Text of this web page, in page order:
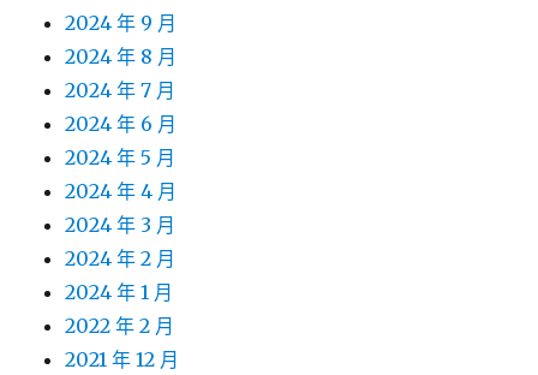
2024 年 9 月
2024 年 8 月
2024 年 7 月
2024 年 6 月
2024 年 5 月
2024 年 4 月
2024 年 3 月
2024 年 2 月
2024 年 1 月
2022 年 2 月
2021 年 12 月